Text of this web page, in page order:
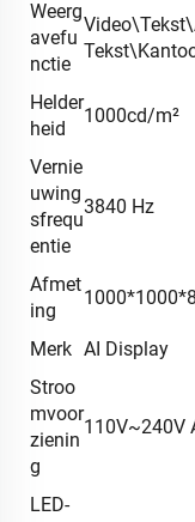
Weerg
avefu
nctie
Helder
heid
1000cd/m²
Vernie
uwing
sfrequ
entie
3840 Hz
Afmet
ing
Merk AI Display
Stroo
mvoor
zienin
g
110V~240V
LED-